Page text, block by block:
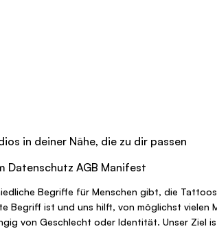
in deiner Nähe, die zu dir passen
Datenschutz AGB Manifest
Begriffe für Menschen gibt, die
Begriff ist und uns hilft, von möglichst vielen
von Geschlecht oder Identität. Unser Ziel